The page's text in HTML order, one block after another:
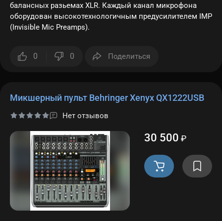
балансных разьемах XLR. Каждый канал микрофона
оборудован высокотехнологичным предусилителем IMP
(Invisible Mic Preamps).
0 0 Поделиться
Микшерный пульт Behringer Xenyx QX1222USB
Нет отзывов
30 500 ₽